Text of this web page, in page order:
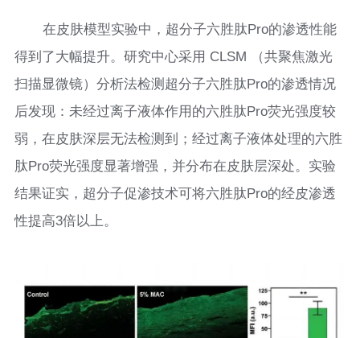
在皮肤模型实验中，超分子六胜肽Pro的渗透性能
得到了大幅提升。研究中心采用 CLSM （共聚焦激光
扫描显微镜）分析法检测超分子六胜肽Pro的渗透情况
后发现：未经过离子液体作用的六胜肽Pro荧光强度较
弱，在皮肤深层无法检测到；经过离子液体处理的六胜
肽Pro荧光强度显著增强，并分布在皮肤层深处。实验
结果证实，超分子促渗技术可将六胜肽Pro的经皮渗透
性提高3倍以上。